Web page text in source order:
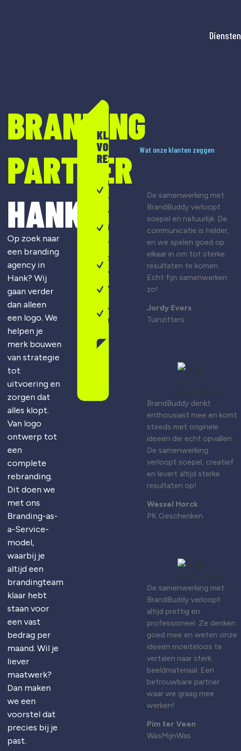
Diensten
BRANDING
PARTNER
HANK
Op zoek naar
een branding
agency in
Hank? Wij
gaan verder
dan alleen
een logo. We
helpen je
merk bouwen
van strategie
tot
uitvoering en
zorgen dat
alles klopt.
Van logo
ontwerp tot
een
complete
rebranding.
Dit doen we
met ons
Branding-as-
a-Service-
model,
waarbij je
altijd een
brandingteam
klaar hebt
staan voor
een vast
bedrag per
maand. Wil je
liever
maatwerk?
Dan maken
we een
voorstel dat
precies bij je
past.
KLAAR
VOOR
RESULTAAT?
Merkontwikkeling
& strategie
Visuele
identiteit
& design
Sterke
campagnes
Webdesign
Altijd
maatwerk
Wat onze klanten zeggen
De samenwerking met
BrandBuddy verloopt
soepel en natuurlijk. De
communicatie is helder,
en we spelen goed op
elkaar in om tot sterke
resultaten te komen.
Echt fijn samenwerken
zo!
Jordy Evers
Tuinzitters
BrandBuddy denkt
enthousiast mee en komt
steeds met originele
ideeën die echt opvallen.
De samenwerking
verloopt soepel, creatief
en levert altijd sterke
resultaten op!
Wessel Horck
PK Geschenken
De samenwerking met
BrandBuddy verloopt
altijd prettig en
professioneel. Ze denken
goed mee en weten onze
ideeën moeiteloos te
vertalen naar sterk
beeldmateriaal. Een
betrouwbare partner
waar we graag mee
werken!
Pim ter Veen
WasMijnWas